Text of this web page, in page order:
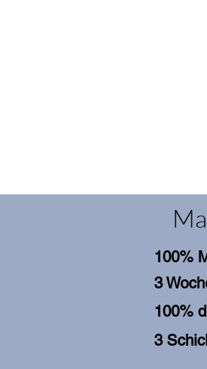
100%
3
100%
3